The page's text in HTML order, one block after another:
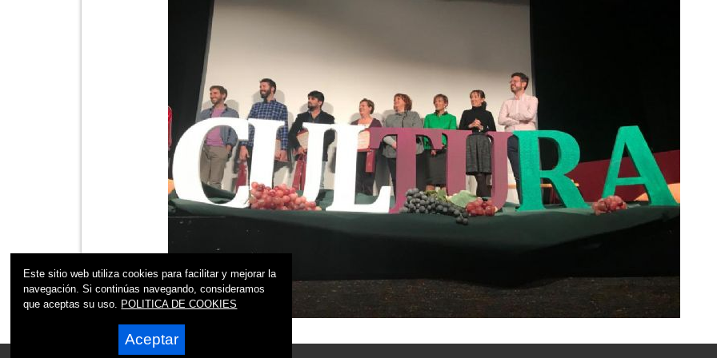
Este sitio web utiliza cookies para facilitar y mejorar la
navegación. Si continúas navegando, consideramos
que aceptas su uso. POLITICA DE COOKIES
Aceptar